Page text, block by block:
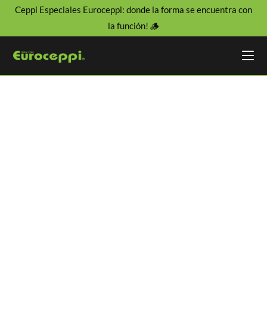
Ceppi Especiales Euroceppi: donde la forma se encuentra con
la función! 🪵